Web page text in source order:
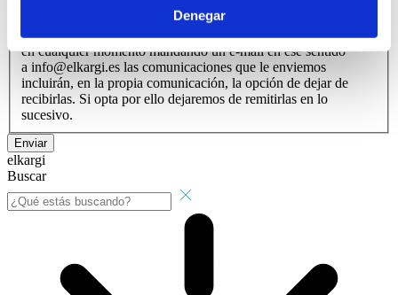
Denegar
CONSULTORES SLU (filial de la anterior) y METIX
GESTION DE RIESGOS SL. Puede revocar la autorización
en cualquier momento mandando un e-mail en ese sentido
a info@elkargi.es las comunicaciones que le enviemos
incluirán, en la propia comunicación, la opción de dejar de
recibirlas. Si opta por ello dejaremos de remitirlas en lo
sucesivo.
Enviar
elkargi
Buscar